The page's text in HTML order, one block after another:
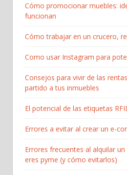
Cómo promocionar muebles:
funcionan
Cómo trabajar en un crucero,
Como usar Instagram para
Consejos para vivir de las
partido a tus inmuebles
El potencial de las etiquetas
Errores a evitar al crear un e-
Errores frecuentes al alquilar
eres pyme (y cómo evitarlos)